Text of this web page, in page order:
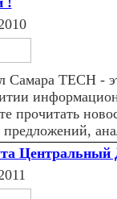
Самара TECH -
прочитать